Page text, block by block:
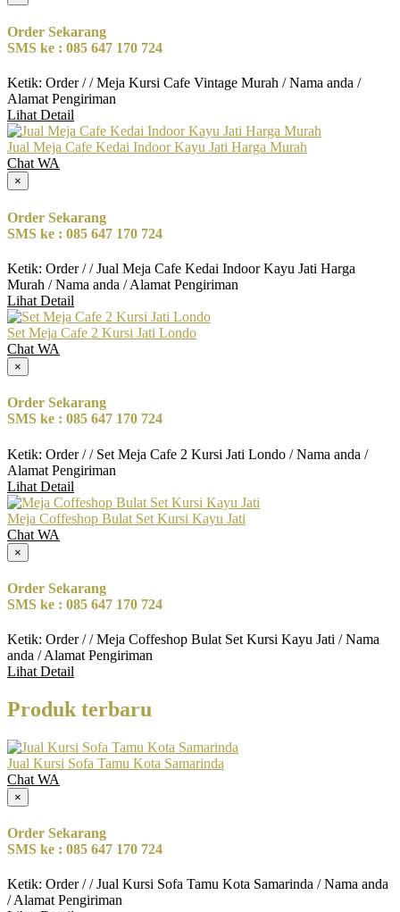
Order Sekarang
SMS ke : 085 647 170 724
Ketik: Order / / Meja Kursi Cafe Vintage Murah / Nama anda /
Alamat Pengiriman
Lihat Detail
Jual Meja Cafe Kedai Indoor Kayu Jati Harga Murah
Chat WA
×
Order Sekarang
SMS ke : 085 647 170 724
Ketik: Order / / Jual Meja Cafe Kedai Indoor Kayu Jati Harga
Murah / Nama anda / Alamat Pengiriman
Lihat Detail
Set Meja Cafe 2 Kursi Jati Londo
Chat WA
×
Order Sekarang
SMS ke : 085 647 170 724
Ketik: Order / / Set Meja Cafe 2 Kursi Jati Londo / Nama anda /
Alamat Pengiriman
Lihat Detail
Meja Coffeshop Bulat Set Kursi Kayu Jati
Chat WA
×
Order Sekarang
SMS ke : 085 647 170 724
Ketik: Order / / Meja Coffeshop Bulat Set Kursi Kayu Jati / Nama
anda / Alamat Pengiriman
Lihat Detail
Produk terbaru
Jual Kursi Sofa Tamu Kota Samarinda
Chat WA
×
Order Sekarang
SMS ke : 085 647 170 724
Ketik: Order / / Jual Kursi Sofa Tamu Kota Samarinda / Nama anda
/ Alamat Pengiriman